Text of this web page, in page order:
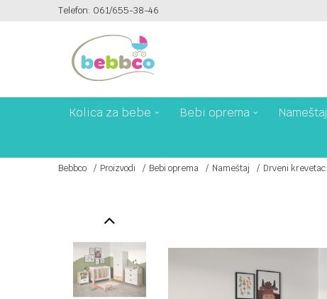
Telefon: 061/655-38-46PLAĆANJE PLATNIM KARTICAMA NA 6 RATA!
Kolica za bebe Bebi oprema Nameštaj
Bebbco Proizvodi Bebi oprema Nameštaj Drveni krevetac